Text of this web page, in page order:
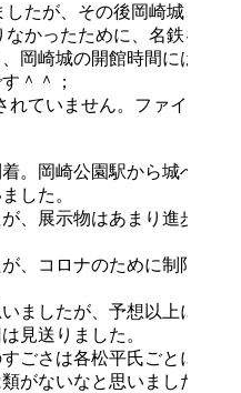
たが、その後岡崎城と三
かったために、名鉄を利
岡崎城の開館時間には間に
＾＾；
。岡崎公園駅から城への道
した。
、展示物はあまり進歩して
、コロナのために制限され
ましたが、予想以上に資料
見送りました。
ごさは各松平氏ごとに書架
がないなと思いました＾＾